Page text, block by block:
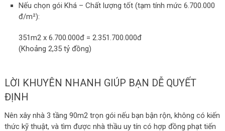
Nếu chọn gói Khá – Chất lượng tốt (tạm tính mức 6.700.000
đ/m²):
351m2 x 6.700.000đ = 2.351.700.000đ
(Khoảng 2,35 tỷ đồng)
LỜI KHUYÊN NHANH GIÚP BẠN DỄ QUYẾT
ĐỊNH
Nên xây nhà 3 tầng 90m2 trọn gói nếu bạn bận rộn, không có kiến
thức kỹ thuật, và tìm được nhà thầu uy tín có hợp đồng phạt tiến